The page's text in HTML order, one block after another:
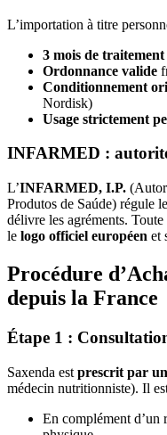
L’importation à titre
3 mois de
Ordonnance valide
Conditionnement
Nordisk)
Usage strictement
INFARMED :
L’INFARMED, I.P.
Produtos de Saúde) régule
délivre les agréments.
le logo officiel européen et
Procédure
depuis la France
Étape 1 :
Saxenda est prescrit par
médecin nutritionniste). Il
En complément d’un